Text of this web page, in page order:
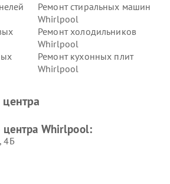
Ремонт стиральных машин
Whirlpool
Ремонт холодильников
Whirlpool
Ремонт кухонных плит
Whirlpool
центра Whirlpool:
4Б